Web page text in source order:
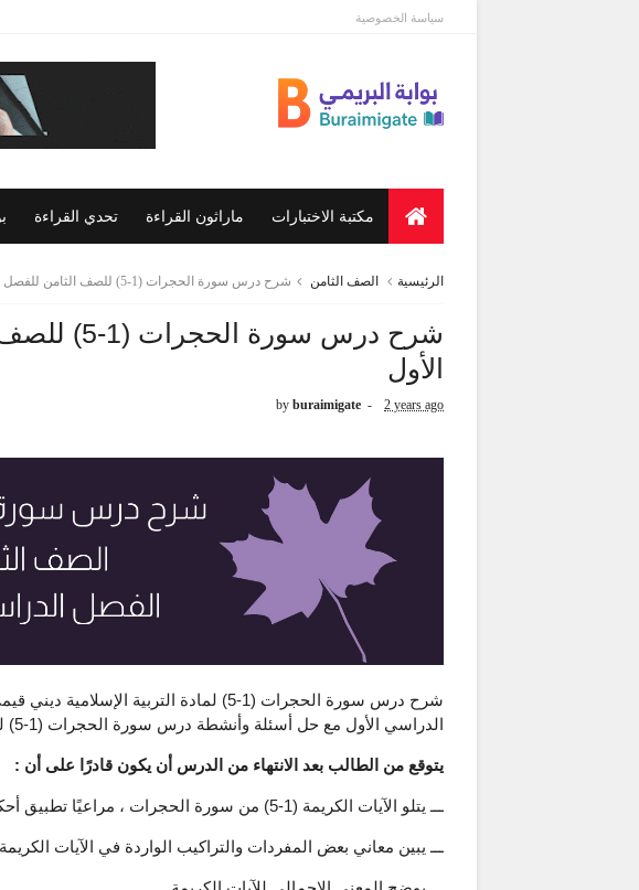
سياسة الخصوصية
مكتبة الاختبارات ماراثون القراءة تحدي القراءة
الرئيسية الصف الثامن شرح درس سورة الحجرات (1-5) للصف الثامن للفصل الدراسي الأول
شرح درس
الأول
by buraimigate 2 years ago
شرح درس سورة الحجرات (1-5) لمادة التربية
الدراسي الأول مع حل أسئلة وأنشطة درس سورة الحجرات (1-5) للصف الثامن للفصل الدراسي الأول.
يتوقع من الطالب بعد الانتهاء من الدرس أن يكون قادرًا على أن :
ـــ يتلو الآيات الكريمة (1-5) من سورة الحجرات ، مراعيًا تطبيق أحكام التجويد التي تعلمها.
ـــ يبين معاني بعض المفردات والتراكيب الواردة في الآيات